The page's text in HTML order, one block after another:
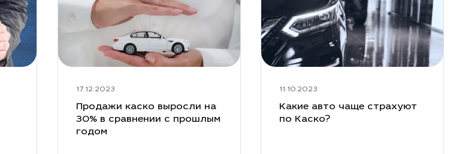
17.12.2023
Продажи каско выросли на
30% в сравнении с прошлым
годом
11.10.2023
Какие авто чаще страхуют
по Каско?